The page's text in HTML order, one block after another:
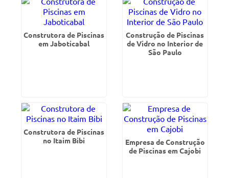
Construtora de Piscinas
em Jaboticabal
Construção de Piscinas
de Vidro no Interior de
São Paulo
Construtora de Piscinas
no Itaim Bibi
Empresa de Construção
de Piscinas em Cajobi